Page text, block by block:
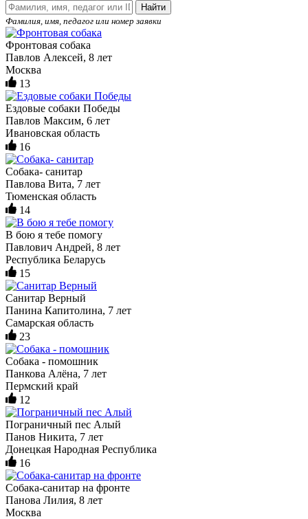
Найти
Фамилия, имя, педагог или номер заявки
Фронтовая собака
Павлов Алексей, 8 лет
Москва
13
Ездовые собаки Победы
Павлов Максим, 6 лет
Ивановская область
16
Собака- санитар
Павлова Вита, 7 лет
Тюменская область
14
В бою я тебе помогу
Павлович Андрей, 8 лет
Республика Беларусь
15
Санитар Верный
Панина Капитолина, 7 лет
Самарская область
23
Собака - помошник
Панкова Алёна, 7 лет
Пермский край
12
Пограничный пес Алый
Панов Никита, 7 лет
Донецкая Народная Республика
16
Собака-санитар на фронте
Панова Лилия, 8 лет
Москва